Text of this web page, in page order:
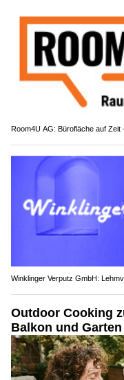
Room4U AG: Bürofläche auf
Winklinger Verputz GmbH:
Outdoor Cooking
Balkon und